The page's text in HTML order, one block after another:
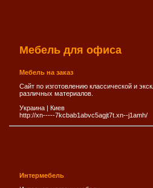
Мебель для офиса
Мебель на заказ
Сайт по изготовлению классической и
различных материалов.
Украина | Киев
http://xn-----7kcbab1abvc5agjt7t.xn--j1amh/
Интермебель